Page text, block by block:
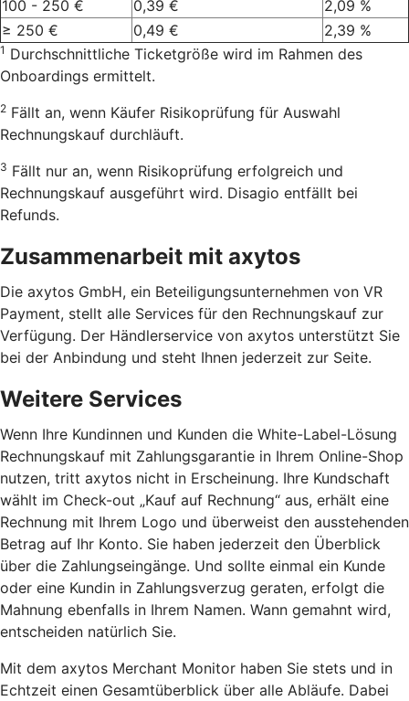
100 - 250 € 0,39 €
2,09 %
≥ 250 €
0,49 € 2,39 %
1 Durchschnittliche Ticketgröße wird im Rahmen des
Onboardings ermittelt.
2 Fällt an, wenn Käufer Risikoprüfung für Auswahl
Rechnungskauf durchläuft.
3 Fällt nur an, wenn Risikoprüfung erfolgreich und
Rechnungskauf ausgeführt wird. Disagio entfällt bei
Refunds.
Zusammenarbeit mit axytos
Die axytos GmbH, ein Beteiligungsunternehmen von VR
Payment, stellt alle Services für den Rechnungskauf zur
Verfügung. Der Händlerservice von axytos unterstützt Sie
bei der Anbindung und steht Ihnen jederzeit zur Seite.
Weitere Services
Wenn Ihre Kundinnen und Kunden die White-Label-Lösung
Rechnungskauf mit Zahlungsgarantie in Ihrem Online-Shop
nutzen, tritt axytos nicht in Erscheinung. Ihre Kundschaft
wählt im Check-out „Kauf auf Rechnung“ aus, erhält eine
Rechnung mit Ihrem Logo und überweist den ausstehenden
Betrag auf Ihr Konto. Sie haben jederzeit den Überblick
über die Zahlungseingänge. Und sollte einmal ein Kunde
oder eine Kundin in Zahlungsverzug geraten, erfolgt die
Mahnung ebenfalls in Ihrem Namen. Wann gemahnt wird,
entscheiden natürlich Sie.
Mit dem axytos Merchant Monitor haben Sie stets und in
Echtzeit einen Gesamtüberblick über alle Abläufe. Dabei